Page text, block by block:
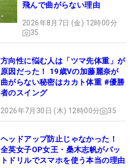
飛んで曲がらない理由
2026年8月7日 (金) 12時00分
35
方向性に悩む人は「ツマ先体重」が
原因だった！ 19歳Vの加藤麗奈が
曲がらない秘密はカカト体重 #優勝
者のスイング
2026年7月30日 (木) 12時00分 35
ヘッドアップ防止じゃなかった！
全英女子OP女王・桑木志帆がパッ
トドリルでスマホを使う本当の理由